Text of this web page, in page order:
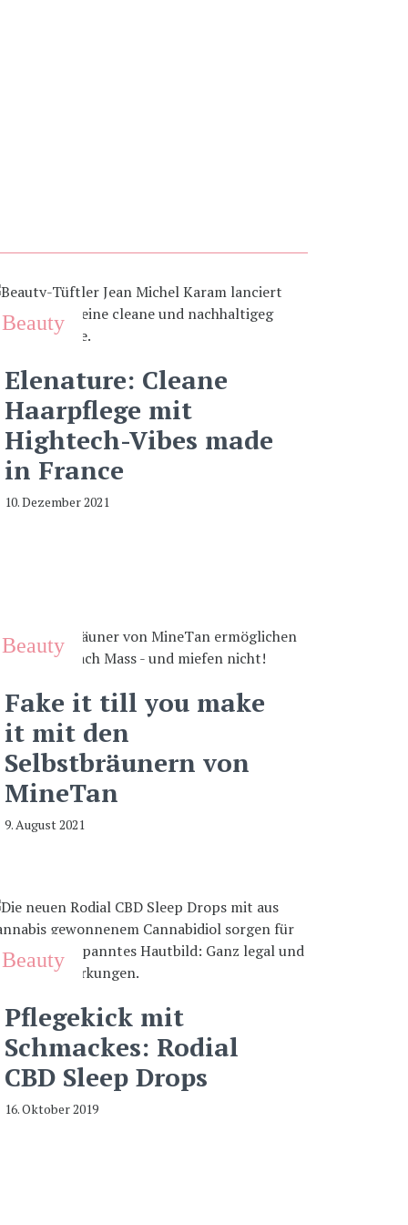
Beauty
Elenature: Cleane
Haarpflege mit
Hightech-Vibes made
in France
10. Dezember 2021
Beauty
Fake it till you make
it mit den
Selbstbräunern von
MineTan
9. August 2021
Beauty
Pflegekick mit
Schmackes: Rodial
CBD Sleep Drops
16. Oktober 2019